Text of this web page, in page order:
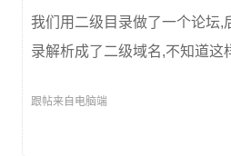
我们用二级目录做了一个论坛,
录解析成了二级域名,不知道这
跟帖来自电脑端